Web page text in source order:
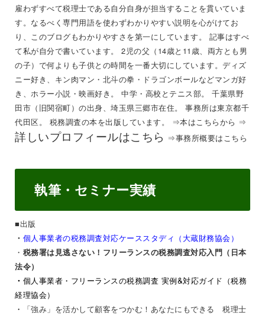
雇わずすべて税理士である自分自身が担当することを貫いていま
す。なるべく専門用語を使わずわかりやすい説明を心がけてお
り、このブログもわかりやすさを第一にしています。 記事はすべ
て私が自分で書いています。 2児の父（14歳と11歳、両方とも男
の子）で何よりも子供との時間を一番大切にしています。ディズ
ニー好き、キン肉マン・北斗の拳・ドラゴンボールなどマンガ好
き、ホラー小説・映画好き。 中学・高校とテニス部。 千葉県野
田市（旧関宿町）の出身、埼玉県三郷市在住。 事務所は東京都千
代田区。 税務調査の本を出版しています。 ⇒本はこちらから ⇒
詳しいプロフィールはこちら ⇒事務所概要はこちら
執筆・セミナー実績
■出版
・ 個人事業者の税務調査対応ケーススタディ（大蔵財務協会）
・ 税務署は見逃さない！フリーランスの税務調査対応入門（日本
法令）
・ 個人事業者・フリーランスの税務調査 実例&対応ガイド（税務
経理協会）
・
「強み」を活かして顧客をつかむ！あなたにもできる 税理士